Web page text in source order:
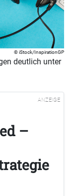
iStock/InspirationGP
deutlich unter
ANZEIGE
–